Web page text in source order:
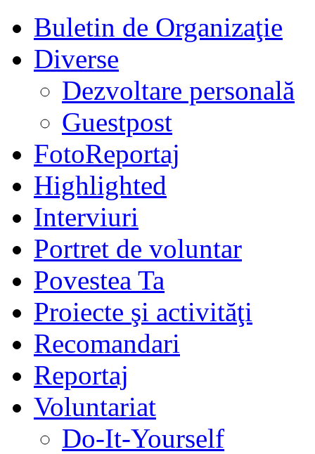
Buletin de Organizaţie
Diverse
Dezvoltare personală
Guestpost
FotoReportaj
Highlighted
Interviuri
Portret de voluntar
Povestea Ta
Proiecte şi activităţi
Recomandari
Reportaj
Voluntariat
Do-It-Yourself